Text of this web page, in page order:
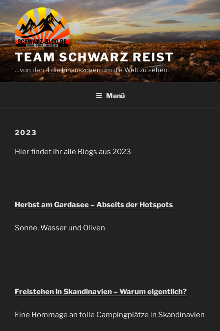
Zum
Inhalt
springen
TEAM SCHWARZ REIST
…von den 4 die hinauszogen um die Welt zu sehen.
Menü
2023
Hier findet ihr alle Blogs aus 2023
Herbst am Gardasee – Abseits der Hotspots
Sonne, Wasser und Oliven
Freistehen in Skandinavien – Warum eigentlich?
Eine Hommage an tolle Campingplätze in Skandinavien